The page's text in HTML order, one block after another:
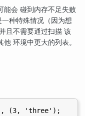
能会 碰到内存不足失败
一种特殊情况（因为想
且不需要通过扫描 该
环境中更大的列表。